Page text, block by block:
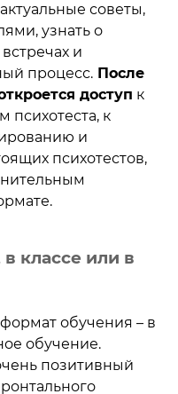
советы,
узнать о
и
процесс. После
доступ к
психотеста, к
и
психотестов,
классе или в
обучения – в
обучение.
позитивный